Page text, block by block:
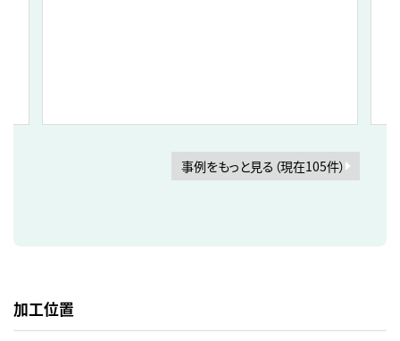
事例をもっと見る（現在105件）
加工位置